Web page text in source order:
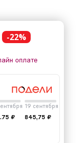
-22%
оплате
₽
19 сентября
845,75 ₽